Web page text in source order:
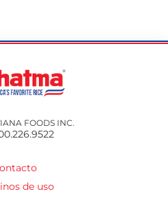
FOODS INC.
de uso